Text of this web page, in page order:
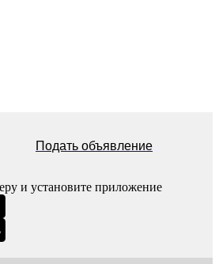
Подать объявление
и установите приложение